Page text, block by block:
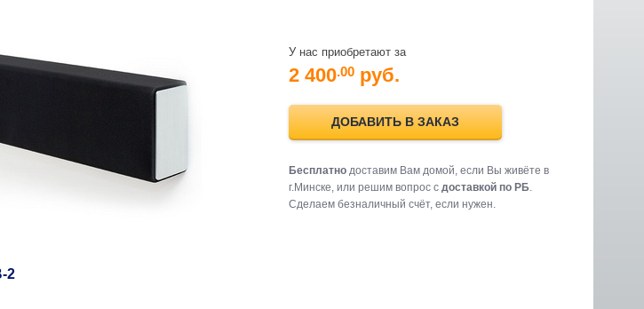
преобразователи, накопители и др.
бойлеры косвенного нагрева
инфракрасные обогреватели
автоматика и принадлежности
У нас приобретают за
2 400.00 руб.
ДОБАВИТЬ В ЗАКАЗ
Бесплатнодоставим Вам домой, если Вы живёте в
г.Минске, или решим вопрос с доставкой по РБ.
Cделаем безналичный счёт, если нужен.
2